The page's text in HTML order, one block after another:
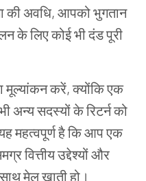
की अवधि, आपको भुगतान
के लिए कोई भी दंड पूरी
मूल्यांकन करें, क्योंकि एक
अन्य सदस्यों के रिटर्न को
महत्वपूर्ण है कि आप एक
वित्तीय उद्देश्यों और
मेल खाती हो।